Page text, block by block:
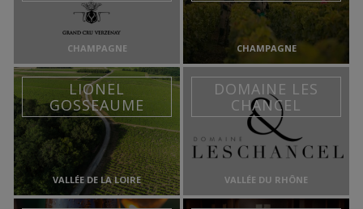
CHAMPAGNE CHAMPAGNE
LIONEL
GOSSEAUME
VALLÉE DE LA LOIRE
DOMAINE LES
CHANCEL
VALLÉE DU RHÔNE